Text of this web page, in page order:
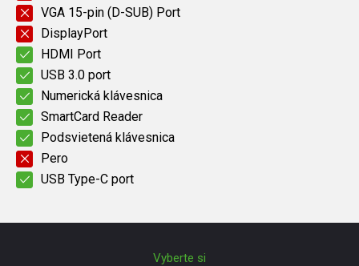
VGA 15-pin (D-SUB) Port
DisplayPort
HDMI Port
USB 3.0 port
Numerická klávesnica
SmartCard Reader
Podsvietená klávesnica
Pero
USB Type-C port
Vyberte si